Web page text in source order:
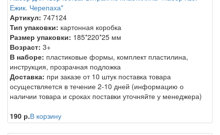
Ежик. Черепаха"
Артикул: 747124
Тип упаковки: картонная коробка
Размер упаковки: 185*220*25 мм
Возраст: 3+
В наборе: пластиковые формы, комплект пластилина,
инструкция, прозрачная подложка
Доставка: при заказе от 10 штук поставка товара
осуществляется в течение 2-10 дней (информацию о
наличии товара и сроках поставки уточняйте у менеджера)
190 р.В корзину